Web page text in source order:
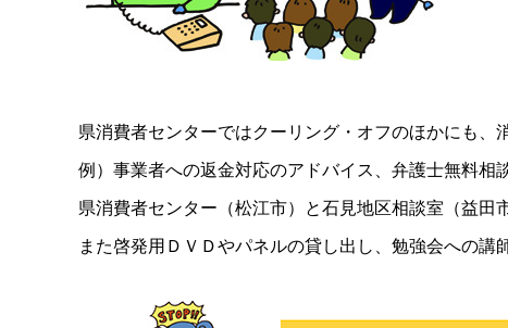
県消費者センターではクーリング・オフのほかにも、
例）事業者への返金対応のアドバイス、弁護士無料相
県消費者センター（松江市）と石見地区相談室（益田
また啓発用ＤＶＤやパネルの貸し出し、勉強会への講